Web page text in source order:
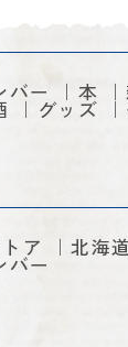
バー 本
グッズ
ア 北海
バー